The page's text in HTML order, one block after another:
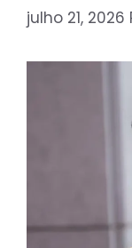
julho 21, 2026